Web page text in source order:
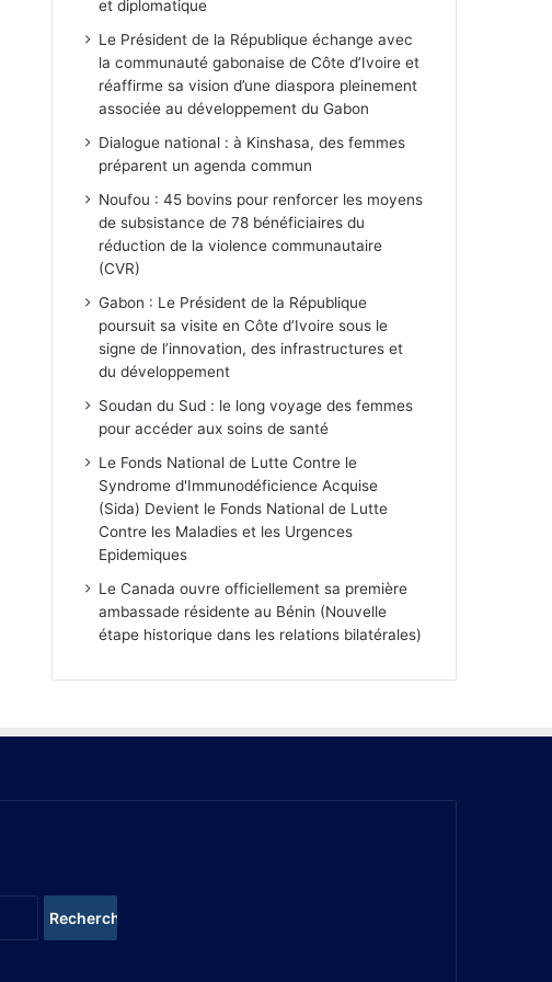
et diplomatique
Le Président de la République échange avec
la communauté gabonaise de Côte d’Ivoire et
réaffirme sa vision d’une diaspora pleinement
associée au développement du Gabon
Dialogue national : à Kinshasa, des femmes
préparent un agenda commun
Noufou : 45 bovins pour renforcer les moyens
de subsistance de 78 bénéficiaires du
réduction de la violence communautaire
(CVR)
Gabon : Le Président de la République
poursuit sa visite en Côte d’Ivoire sous le
signe de l’innovation, des infrastructures et
du développement
Soudan du Sud : le long voyage des femmes
pour accéder aux soins de santé
Le Fonds National de Lutte Contre le
Syndrome d'Immunodéficience Acquise
(Sida) Devient le Fonds National de Lutte
Contre les Maladies et les Urgences
Epidemiques
Le Canada ouvre officiellement sa première
ambassade résidente au Bénin (Nouvelle
étape historique dans les relations bilatérales)